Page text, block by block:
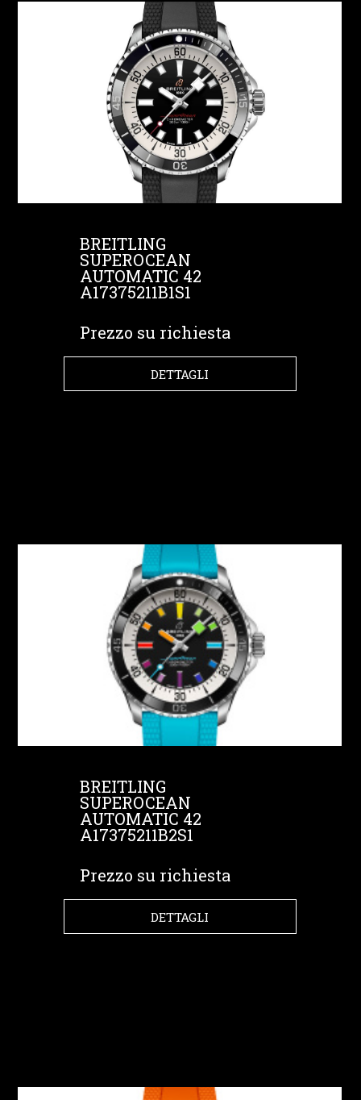
BREITLING
SUPEROCEAN
AUTOMATIC 42
A17375211B1S1
Prezzo su richiesta
DETTAGLI
BREITLING
SUPEROCEAN
AUTOMATIC 42
A17375211B2S1
Prezzo su richiesta
DETTAGLI